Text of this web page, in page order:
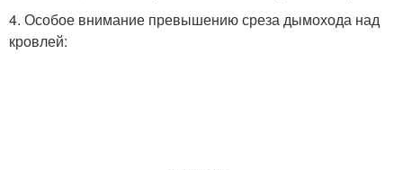
4. Особое внимание превышению среза дымохода над
кровлей: